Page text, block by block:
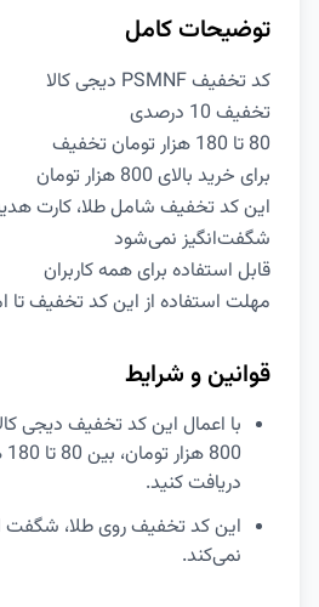
توضیحات کامل
کد تخفیف PSMNF دیجی کالا
تخفیف 10 درصدی
80 تا 180 هزار تومان تخفیف
برای خرید بالای 800 هزار تومان
این کد تخفیف شامل طلا، کارت
شگفت‌انگیز نمی‌شود
قابل استفاده برای همه کاربران
مهلت استفاده از این کد تخفیف تا امروز
قوانین و شرایط
با اعمال این کد تخفیف دیجی
دریافت کنید.
این کد تخفیف روی طلا، شگفت
نمی‌کند.